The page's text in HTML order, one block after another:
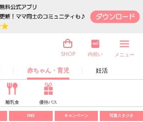
赤ちゃん・育児 妊活
SHOP 内祝い メニュー
離乳食 優待パス
SNS キャンペーン 写真スタジオ